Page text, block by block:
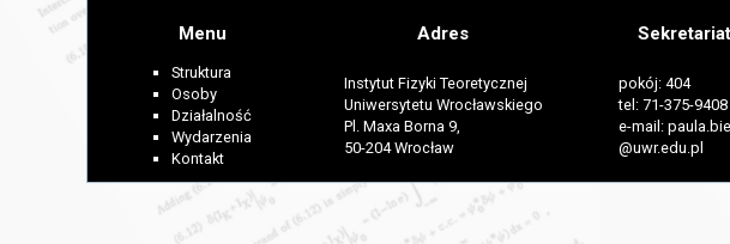
Menu
Struktura
Osoby
Działalność
Wydarzenia
Kontakt
Adres
Instytut Fizyki Teoretycznej
Uniwersytetu Wrocławskiego
Pl. Maxa Borna 9,
50-204 Wrocław
Sekretariat
pokój: 404
tel: 71-375-9408
e-mail:
@uwr.edu.pl